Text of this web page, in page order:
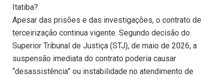
Itatiba?
Apesar das prisões e das investigações, o contrato de
terceirização continua vigente. Segundo decisão do
Superior Tribunal de Justiça (STJ), de maio de 2026, a
suspensão imediata do contrato poderia causar
“desassistência” ou instabilidade no atendimento de